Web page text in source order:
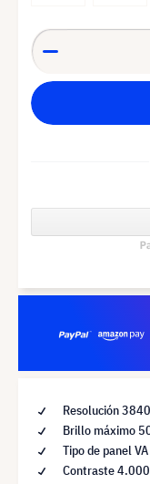
Resolución
Brillo máximo
Tipo de panel VA
Contraste